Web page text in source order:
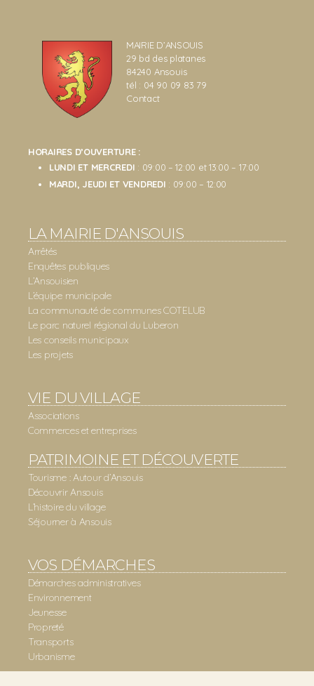
MAIRIE D’ANSOUIS
29 bd des platanes
84240 Ansouis
tél : 04 90 09 83 79
Contact
HORAIRES D’OUVERTURE :
LUNDI ET MERCREDI : 09:00 – 12:00 et 13:00 – 17:00
MARDI, JEUDI ET VENDREDI : 09:00 – 12:00
LA MAIRIE D'ANSOUIS
Arrêtés
Enquêtes publiques
L’Ansouisien
L’équipe municipale
La communauté de communes COTELUB
Le parc naturel régional du Luberon
Les conseils municipaux
Les projets
VIE DU VILLAGE
Associations
Commerces et entreprises
PATRIMOINE ET DÉCOUVERTE
Tourisme : Autour d’Ansouis
Découvrir Ansouis
L’histoire du village
Séjourner à Ansouis
VOS DÉMARCHES
Démarches administratives
Environnement
Jeunesse
Propreté
Transports
Urbanisme